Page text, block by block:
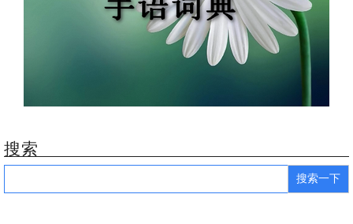
搜索
Search